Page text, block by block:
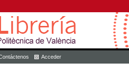
Acceder